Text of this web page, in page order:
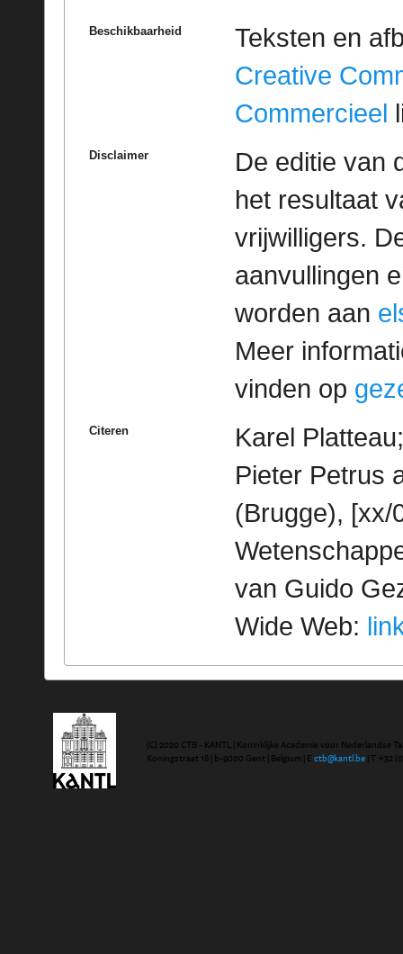
Beschikbaarheid
Teksten en
Creative
Commercieel
Disclaimer
De editie van
het resultaat
vrijwilligers.
aanvullingen
worden aan
Meer
vinden op
Citeren
Karel
Pieter Petrus
(Brugge), [xx/
van Guido
Wide Web:
(C) 2020 CTB - KANTL | Koninklijke Academie voor Nederlandse
Koningstraat 18 | b-9000 Gent | Belgium | E ctb@kantl.be | T +32